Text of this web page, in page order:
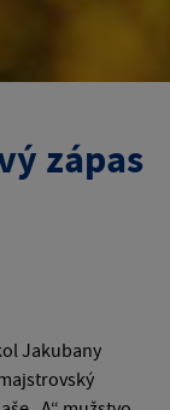
zápas
Jakubany